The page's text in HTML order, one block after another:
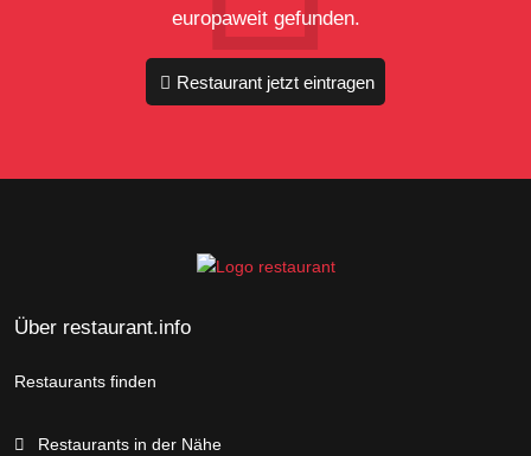
europaweit gefunden.
Restaurant jetzt eintragen
Über restaurant.info
Restaurants finden
Restaurants in der Nähe